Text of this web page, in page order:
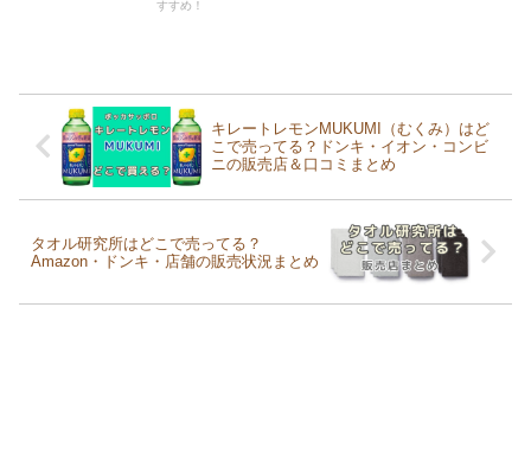
すすめ！
キレートレモンMUKUMI（むくみ）はど
こで売ってる？ドンキ・イオン・コンビ
ニの販売店＆口コミまとめ
タオル研究所はどこで売ってる？
Amazon・ドンキ・店舗の販売状況まとめ